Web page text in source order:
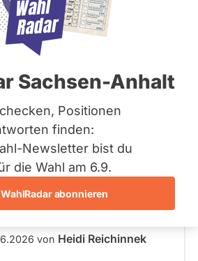
Vorpommern
Holstein
Sachsen-Anhalt
Positionen
finden:
Newsletter bist du
die Wahl am 6.9.
abonnieren
27.05.2026
Reichinnek! Wie
Losungsdemokratie,
Sie eigentlich
zu
hatte zwar auch
von Heidi Reichinnek